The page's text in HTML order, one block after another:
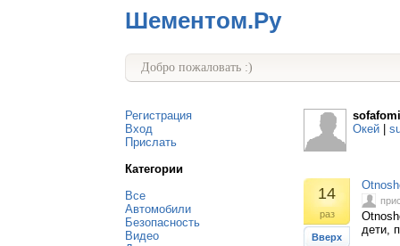
Шементом.Ру
Добро пожаловать :)
Регистрация
Вход
Прислать
Категории
Все
Автомобили
Безопасность
Видео
Окей
14
раз
Вверх
дети,